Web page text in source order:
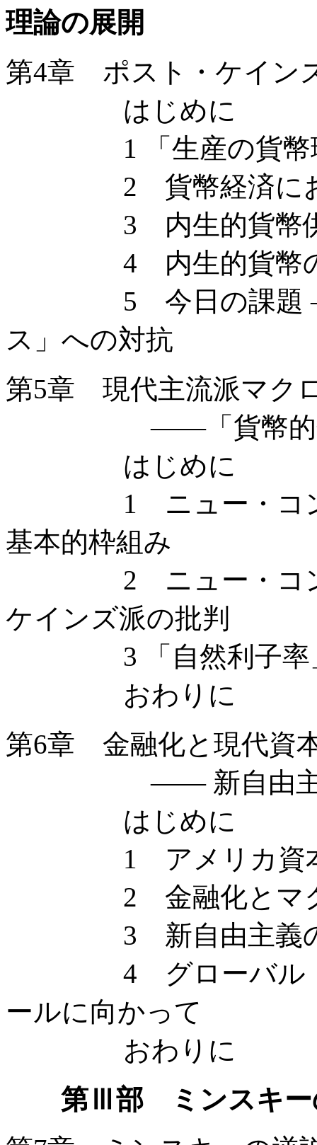
理論の展開
第4章 ポスト・ケイン
はじめに
1 「生産の貨幣理
2 貨幣経済にお
3 内生的貨幣供
4 内生的貨幣の
5 今日の課題 ——
ス」への対抗
第5章 現代主流派マク
——「貨幣的分析
はじめに
1 ニュー・コンセ
基本的枠組み
2 ニュー・コンセ
ケインズ派の批判
3 「自然利子率」
おわりに
第6章 金融化と現代資
—— 新自由主義の
はじめに
1 アメリカ資本主
2 金融化とマク
3 新自由主義の
4 グローバル・ケ
ールに向かって
おわりに
第Ⅲ部 ミンスキー